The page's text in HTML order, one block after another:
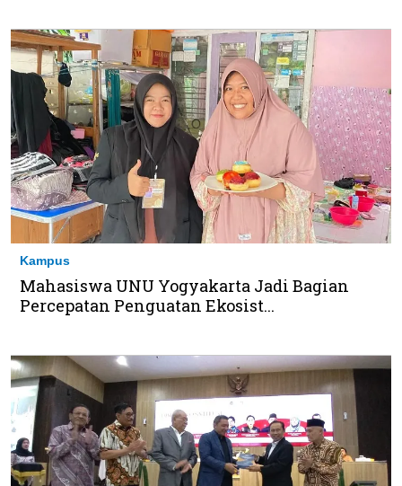
Kampus
Mahasiswa UNU Yogyakarta Jadi Bagian
Percepatan Penguatan Ekosist...